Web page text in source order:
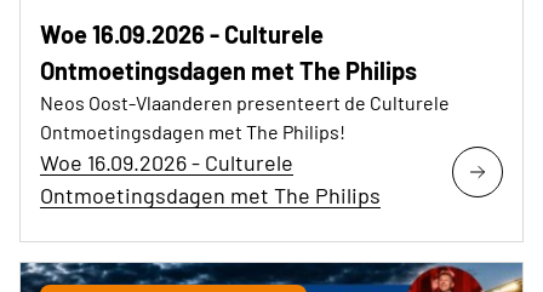
Woe 16.09.2026 - Culturele
Ontmoetingsdagen met The Philips
Neos Oost-Vlaanderen presenteert de Culturele
Ontmoetingsdagen met The Philips!
Woe 16.09.2026 - Culturele
Ontmoetingsdagen met The Philips